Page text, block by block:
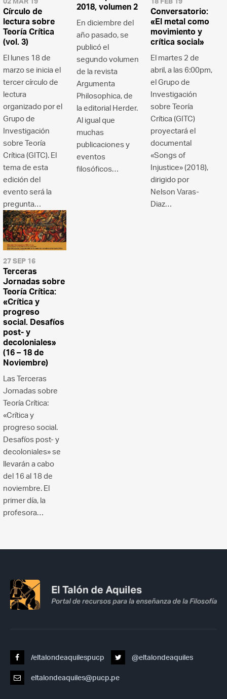
Círculo de
lectura sobre
Teoría Crítica
(vol. 3)
El lunes 18 de
marzo se inicia el
tercer círculo de
lectura
organizado por el
Grupo de
Investigación
sobre Teoría
Crítica (GITC). El
tema de esta
edición del
evento será la
pregunta…
2018, volumen 2
En diciembre del
año pasado, se
publicó el
segundo volumen
de la revista
Argumenta
Philosophica, de
la editorial Herder.
Al igual que
muchas
publicaciones y
eventos
filosóficos…
Conversatorio:
«El metal como
movimiento y
crítica social»
El martes 2 de
abril, a las 6:00pm,
el Grupo de
Investigación
sobre Teoría
Crítica (GITC)
proyectará el
documental
«Songs of
Injustice» (2018),
dirigido por
Nelson Varas-
Diaz…
27 SEP 16
Terceras
Jornadas sobre
Teoría Crítica:
«Crítica y
progreso
social. Desafíos
post- y
decoloniales»
(16 – 18 de
Noviembre)
Las Terceras
Jornadas sobre
Teoría Crítica:
«Crítica y
progreso social.
Desafíos post- y
decoloniales» se
llevarán a cabo
del 16 al 18 de
noviembre. El
primer día, la
profesora…
/eltalondeaquilespucp @eltalondeaquiles
eltalondeaquiles@pucp.pe